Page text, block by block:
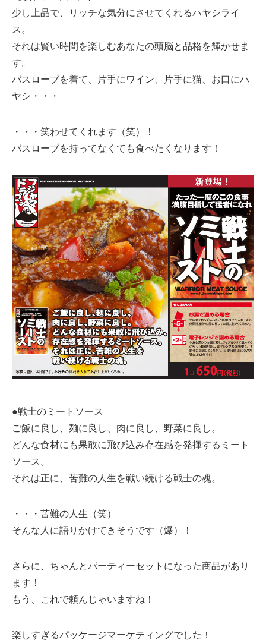
少し上品で、リッチな気分にさせてくれるハヤシライ
ス。
それは賢い時間を楽しむあなたの頭脳と品格を輝かせま
す。
バスローブを着て、片手にワイン、片手に猫、お口にハ
ヤシ・・・
・・・笑わせてくれます（笑）！
バスローブを持ってなくても食べたくなります！
●戦士のミートソース
ご飯に良し、麺に良し、肉に良し、野菜に良し。
どんな食材にも果敢に飛び込み存在感を発揮するミート
ソース。
それは正に、苦難の人生を戦い続ける戦士の魂。
・・・苦難の人生（笑）
そんな人に語りかけてきそうです（爆）！
さらに、ちゃんとパーティーセットになった商品があり
ます！
もう、これで頼んじゃいますね！
楽しすぎるパッケージマーケティングでした！